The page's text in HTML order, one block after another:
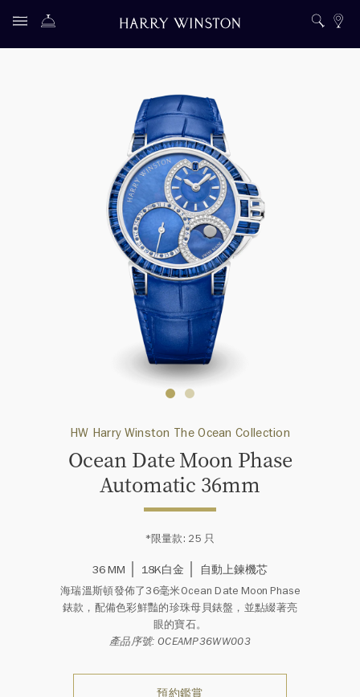
HW Harry Winston The Ocean Collection
Ocean Date Moon Phase
Automatic 36mm
*限量款: 25 只
36 MM 18K白金 自動上鍊機芯
海瑞溫斯頓發佈了36毫米Ocean Date Moon Phase
錶款，配備色彩鮮豔的珍珠母貝錶盤，並點綴著亮
眼的寶石。
產品序號: OCEAMP36WW003
預約鑑賞